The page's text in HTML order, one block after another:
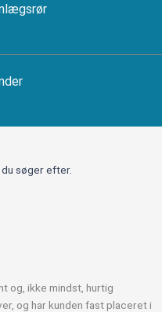
søger efter.
og, ikke mindst, hurtig
og har kunden fast placeret i